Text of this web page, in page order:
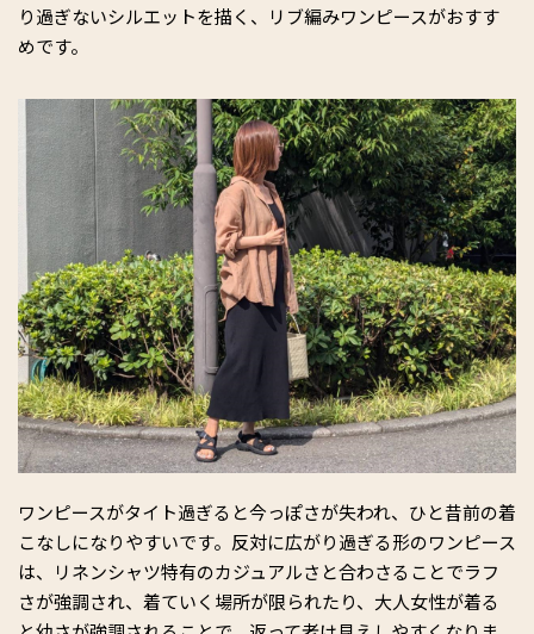
り過ぎないシルエットを描く、リブ編みワンピースがおすす
めです。
ワンピースがタイト過ぎると今っぽさが失われ、ひと昔前の着
こなしになりやすいです。反対に広がり過ぎる形のワンピース
は、リネンシャツ特有のカジュアルさと合わさることでラフ
さが強調され、着ていく場所が限られたり、大人女性が着る